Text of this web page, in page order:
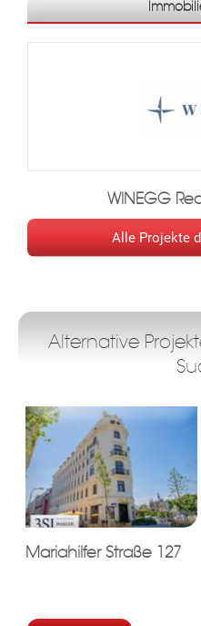
WINEGG
Alle Projekte
Alternative
Mariahilfer Straße 127